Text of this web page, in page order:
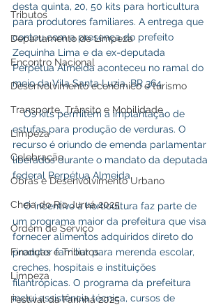
Tributos
Departamento de Limpeza
Encontro Nacional
Desenvolvimento econômico e turismo
Transporte, Trânsito e Mobilidade
Limpeza
Celebração
Obras e Desenvolvimento Urbano
Cheia do Rio Juruá 2025
Ordem de Serviço
Finanças e Tributos
Limpeza
Festival da Farinha 2025
desta quinta, 20, 50 kits para horticultura
para produtores familiares. A entrega que
contou com a presença do prefeito
Zequinha Lima e da ex-deputada
Perpétua Almeida aconteceu no ramal do
meio da Vila Santa Luzia, BR 364.
    Os kits permitem a implantação de
estufas para produção de verduras. O
recurso é oriundo de emenda parlamentar
liberados durante o mandato da deputada
federal Perpétua Almeida.
    O incentivo à horticultura faz parte de
um programa maior da prefeitura que visa
fornecer alimentos adquiridos direto do
produtor familiar para merenda escolar,
creches, hospitais e instituições
filantrópicas. O programa da prefeitura
inclui assistência técnica, cursos de